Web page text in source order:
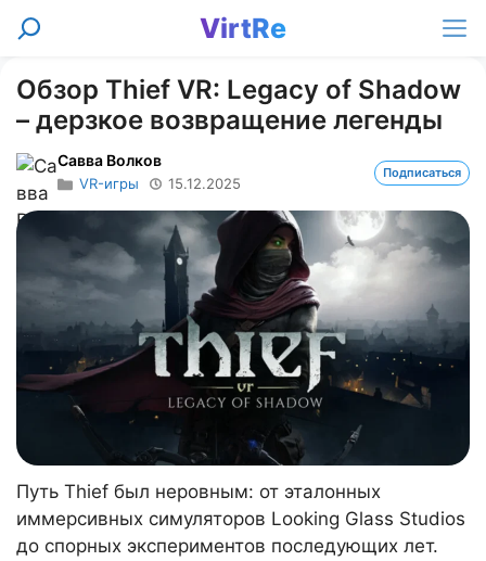
Перейти
VirtRe
Поиск
Обзор Thief VR: Legacy of Shadow
– дерзкое возвращение легенды
Савва Волков
VR-игры 15.12.2025
Подписаться
Путь Thief был неровным: от эталонных
иммерсивных симуляторов Looking Glass Studios
до спорных экспериментов последующих лет.